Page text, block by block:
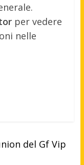
per vedere
nelle
del Gf Vip